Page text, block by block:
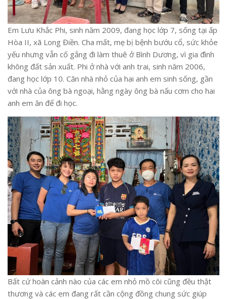
Em Lưu Khắc Phi, sinh năm 2009, đang học lớp 7, sống tại ấp
Hòa II, xã Long Điền. Cha mất, mẹ bị bệnh bướu cổ, sức khỏe
yếu nhưng vẫn cố gắng đi làm thuê ở Bình Dương, vì gia đình
không đất sản xuất. Phi ở nhà với anh trai, sinh năm 2006,
đang học lớp 10. Căn nhà nhỏ của hai anh em sinh sống, gần
với nhà của ông bà ngoại, hằng ngày ông bà nấu cơm cho hai
anh em ăn để đi học.
Bất cứ hoàn cảnh nào của các em nhỏ mồ côi cũng đều thật
thương và các em đang rất cần cộng đồng chung sức giúp